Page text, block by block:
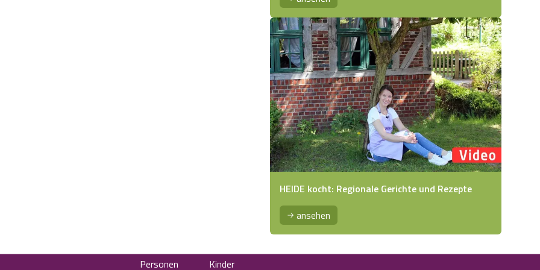
HEIDE kocht: Regionale Gerichte und Rezepte
ansehen
Personen Kinder